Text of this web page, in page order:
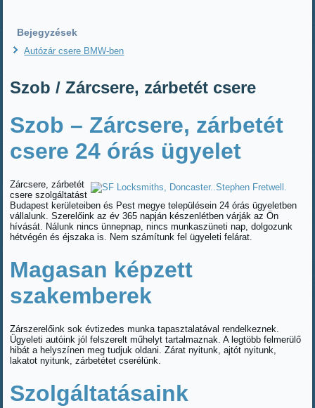
Bejegyzések
Autózár csere BMW-ben
Szob / Zárcsere, zárbetét csere
Szob – Zárcsere, zárbetét
csere 24 órás ügyelet
Zárcsere, zárbetét
csere szolgáltatást
Budapest kerületeiben és Pest megye településein 24 órás ügyeletben
vállalunk. Szerelőink az év 365 napján készenlétben várják az Ön
hívását. Nálunk nincs ünnepnap, nincs munkaszüneti nap, dolgozunk
hétvégén és éjszaka is. Nem számítunk fel ügyeleti felárat.
Magasan képzett
szakemberek
Zárszerelőink sok évtizedes munka tapasztalatával rendelkeznek.
Ügyeleti autóink jól felszerelt műhelyt tartalmaznak. A legtöbb felmerülő
hibát a helyszínen meg tudjuk oldani. Zárat nyitunk, ajtót nyitunk,
lakatot nyitunk, zárbetétet cserélünk.
Szolgáltatásaink